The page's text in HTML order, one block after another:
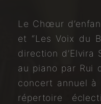
Le Chœur
et “Les Voix du
direction d’Elvira
au piano par Rui
concert annuel à
répertoire